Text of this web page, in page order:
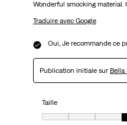
Wonderful smocking material.
Traduire avec Google
Oui, Je recommande ce
Publication initiale sur Bella
Taille
Taille, 4 sur 7, où 1 est égal